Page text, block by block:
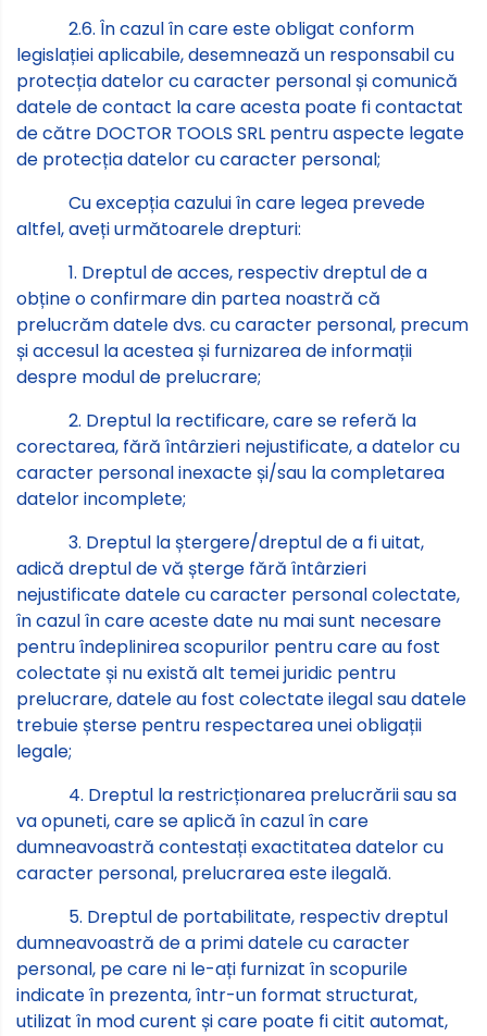
2.6. În cazul în care este obligat conform
legislației aplicabile, desemnează un responsabil cu
protecția datelor cu caracter personal și comunică
datele de contact la care acesta poate fi contactat
de către DOCTOR TOOLS SRL pentru aspecte legate
de protecția datelor cu caracter personal;
Cu excepția cazului în care legea prevede
altfel, aveți următoarele drepturi:
1. Dreptul de acces, respectiv dreptul de a
obține o confirmare din partea noastră că
prelucrăm datele dvs. cu caracter personal, precum
și accesul la acestea și furnizarea de informații
despre modul de prelucrare;
2. Dreptul la rectificare, care se referă la
corectarea, fără întârzieri nejustificate, a datelor cu
caracter personal inexacte și/sau la completarea
datelor incomplete;
3. Dreptul la ștergere/dreptul de a fi uitat,
adică dreptul de vă șterge fără întârzieri
nejustificate datele cu caracter personal colectate,
în cazul în care aceste date nu mai sunt necesare
pentru îndeplinirea scopurilor pentru care au fost
colectate și nu există alt temei juridic pentru
prelucrare, datele au fost colectate ilegal sau datele
trebuie șterse pentru respectarea unei obligații
legale;
4. Dreptul la restricționarea prelucrării sau sa
va opuneti, care se aplică în cazul în care
dumneavoastră contestați exactitatea datelor cu
caracter personal, prelucrarea este ilegală.
5. Dreptul de portabilitate, respectiv dreptul
dumneavoastră de a primi datele cu caracter
personal, pe care ni le-ați furnizat în scopurile
indicate în prezenta, într-un format structurat,
utilizat în mod curent și care poate fi citit automat,